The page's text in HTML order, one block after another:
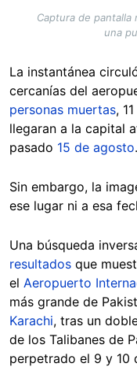
Captura de pantalla
una
La instantánea
cercanías del
personas muertas,
llegaran a la capital
pasado 15 de agosto.
Sin embargo, la
ese lugar ni a esa
Una búsqueda
resultados que
el Aeropuerto
más grande de
Karachi, tras un
de los Talibanes de
perpetrado el 9 y 10